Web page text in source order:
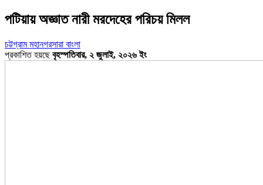
পটিয়ায় অজ্ঞাত নারী মরদেহের পরিচয় মিলল
চট্টগ্রাম মহানগরসারা বাংলা
প্রকাশিত হয়ছেবৃহস্পতিবার, ২ জুলাই, ২০২৬ ইং